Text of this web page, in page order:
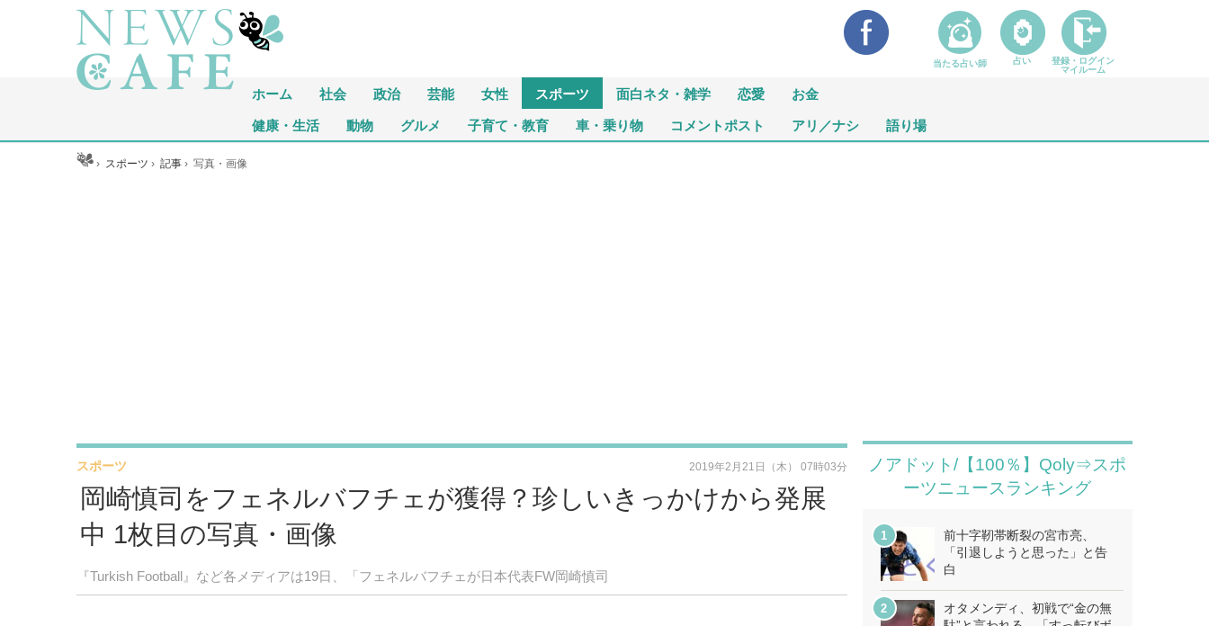
ホーム 社会 政治 芸能 女性 スポーツ 面白ネタ・雑学 恋愛 お金
健康・生活 動物 グルメ 子育て・教育 車・乗り物 コメントポスト アリ／ナシ 語り場
ホーム › スポーツ ›記事 ›写真・画像
岡崎慎司をフェネルバフチェが獲得？珍しいきっかけから発展
中 1枚目の写真・画像
『Turkish Football』など各メディアは19日、「フェネルバフチェが日本代表FW岡崎慎司
スポーツ 2019年2月21日（木） 07時03分
ノアドット/【100％】Qoly⇒スポ
ーツニュースランキング
前十字靭帯断裂の宮市亮、
「引退しようと思った」と告
白
オタメンディ、初戦で“金の無
当たる占い師 占い
登録・ログイン
マイルーム